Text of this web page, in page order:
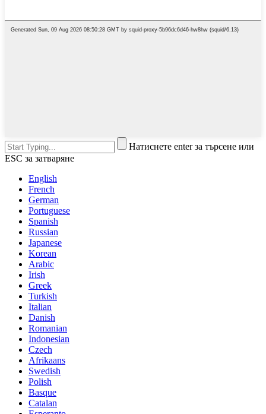
Натиснете enter за търсене или
ESC за затваряне
English
French
German
Portuguese
Spanish
Russian
Japanese
Korean
Arabic
Irish
Greek
Turkish
Italian
Danish
Romanian
Indonesian
Czech
Afrikaans
Swedish
Polish
Basque
Catalan